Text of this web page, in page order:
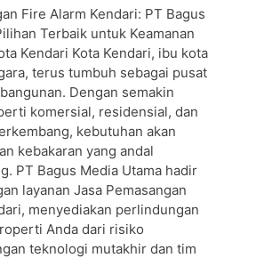
Fire Alarm Kendari: PT Bagus
Terbaik untuk Keamanan
Kendari Kota Kendari, ibu kota
terus tumbuh sebagai pusat
Dengan semakin
komersial, residensial, dan
kebutuhan akan
kebakaran yang andal
PT Bagus Media Utama hadir
layanan Jasa Pemasangan
menyediakan perlindungan
Anda dari risiko
teknologi mutakhir dan tim